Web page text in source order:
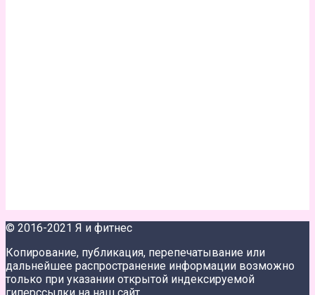
© 2016-2021 Я и фитнес
Копирование, публикация, перепечатывание или
дальнейшее распространение информации возможно
только при указании открытой индексируемой